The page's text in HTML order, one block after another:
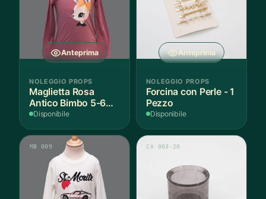
Anteprima
NOLEGGIO PROPS
Maglietta Rosa
Antico Bimbo 5-6
Anni Cotone - 1
Disponibile
Anteprima
NOLEGGIO PROPS
Forcina con Perle - 1
Pezzo
Disponibile
MB 009 CA 003-20